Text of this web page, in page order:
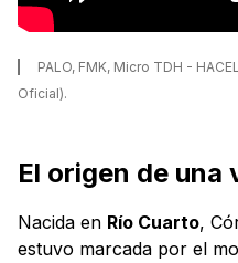
PALO, FMK, Micro TDH -
Oficial).
El origen de una
Nacida en Río Cuarto,
estuvo marcada por el